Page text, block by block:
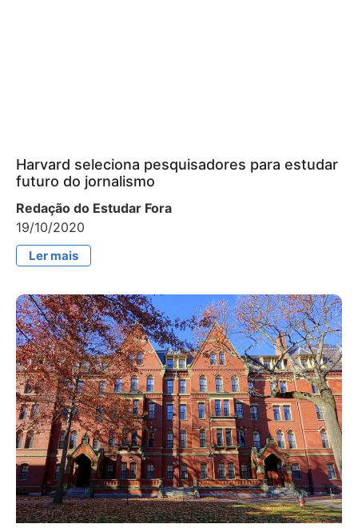
Harvard seleciona pesquisadores para estudar
futuro do jornalismo
Redação do Estudar Fora
19/10/2020
Ler mais